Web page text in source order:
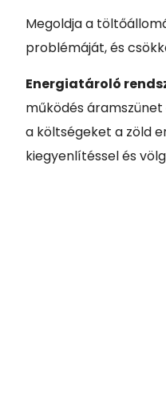
Megoldja a
problémáját, és
Energiatároló
működés
a költségeket a zöld
kiegyenlítéssel és